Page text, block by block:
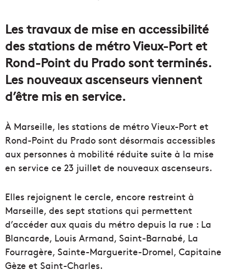
Les travaux de mise en accessibilité
des stations de métro Vieux-Port et
Rond-Point du Prado sont terminés.
Les nouveaux ascenseurs viennent
d’être mis en service.
À Marseille, les stations de métro Vieux-Port et
Rond-Point du Prado sont désormais accessibles
aux personnes à mobilité réduite suite à la mise
en service ce 23 juillet de nouveaux ascenseurs.
Elles rejoignent le cercle, encore restreint à
Marseille, des sept stations qui permettent
d’accéder aux quais du métro depuis la rue : La
Blancarde, Louis Armand, Saint-Barnabé, La
Fourragère, Sainte-Marguerite-Dromel, Capitaine
Gèze et Saint-Charles.